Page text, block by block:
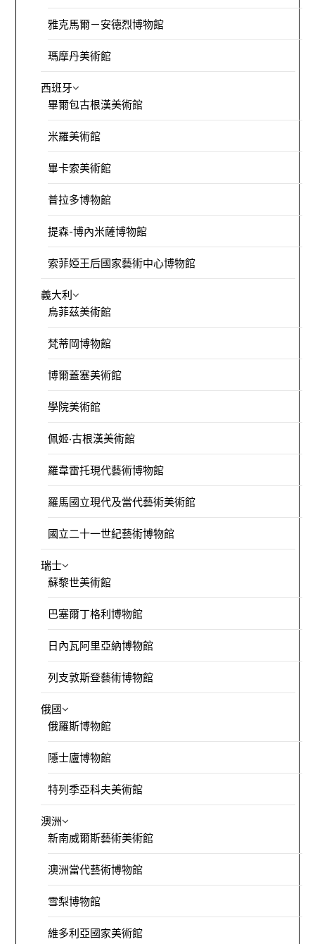
雅克馬爾－安德烈博物館
瑪摩丹美術館
西班牙
畢爾包古根漢美術館
米羅美術館
畢卡索美術館
普拉多博物館
提森-博內米薩博物館
索菲婭王后國家藝術中心博物館
義大利
烏菲茲美術館
梵蒂岡博物館
博爾蓋塞美術館
學院美術館
佩姬·古根漢美術館
羅韋雷托現代藝術博物館
羅馬國立現代及當代藝術美術館
國立二十一世紀藝術博物館
瑞士
蘇黎世美術館
巴塞爾丁格利博物館
日內瓦阿里亞納博物館
列支敦斯登藝術博物館
俄國
俄羅斯博物館
隱士廬博物館
特列季亞科夫美術館
澳洲
新南威爾斯藝術美術館
澳洲當代藝術博物館
雪梨博物館
維多利亞國家美術館